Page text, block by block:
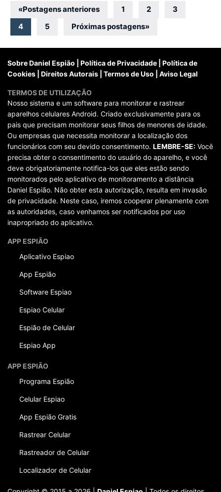
Navegação
por
posts
«Postagens anteriores 1 2
3
4
5 Próximas postagens»
Sobre Daniel Espião Política de Privacidade
Política de
Cookies
Direitos Autorais Termos de Uso Aviso Legal
TERMOS DE UTILIZAÇÃO
Nosso sistema e um software para monitorar e rastrear
aparelhos celulares Android. Criado exclusivamente para os
pais que precisam monitorar seus filhos de menores de idade.
Ou empresas que necessita monitorar a localização dos
funcionários com seu devido consentimento. LEMBRE-SE: Você
precisa obter o consentimento do usuário do aparelho, e você
deve obrigatoriamente notifica-los que eles estão sendo
monitorados pelo aplicativo de monitoramento a distância
Daniel Espião. Não obter esta autorização, resulta em invasão
de privacidade. Neste caso, iremos cooperar plenamente com
as autoridades, caso venhamos ser notificados por uso
inapropriado do aplicativo.
APP ESPIÃO
Aplicativo Espiao
App Espião
Software Espiao
Espiao Celular
Espião de Celular
Espiao App
APP ESPIÃO
Programa Espião
Celular Espiao
App Espião Gratis
Rastrear Celular
Rastreador de Celular
Localizador de Celular